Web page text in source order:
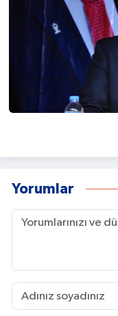
Yorumlar